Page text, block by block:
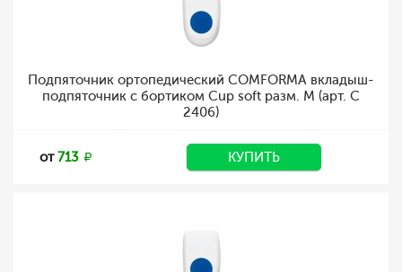
Подпяточник ортопедический COMFORMA вкладыш-
подпяточник с бортиком Cup soft разм. M (арт. C
2406)
от713 КУПИТЬ